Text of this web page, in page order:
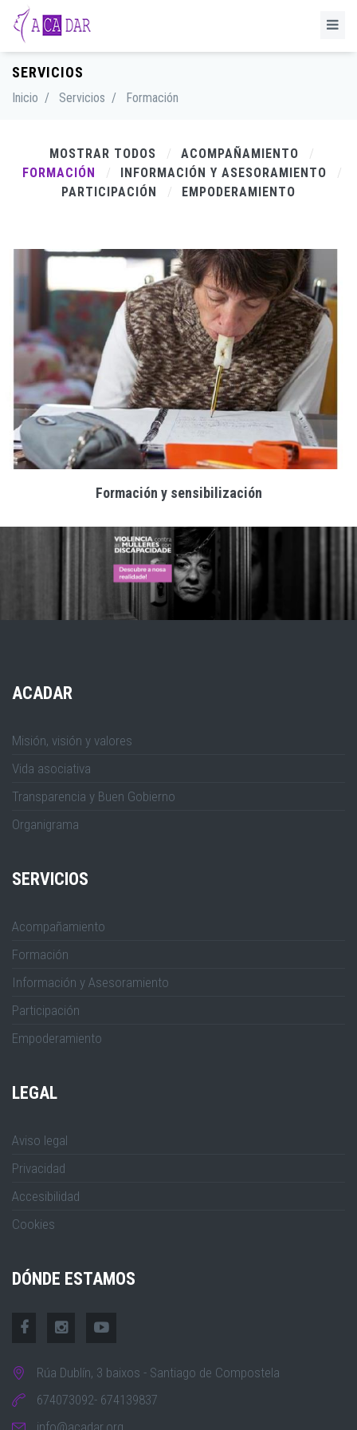
SERVICIOS
Inicio / Servicios / Formación
MOSTRAR TODOS
ACOMPAÑAMIENTO
FORMACIÓN
INFORMACIÓN Y ASESORAMIENTO
PARTICIPACIÓN
EMPODERAMIENTO
Formación y sensibilización
ACADAR
Misión, visión y valores
Vida asociativa
Transparencia y Buen Gobierno
Organigrama
SERVICIOS
Acompañamiento
Formación
Información y Asesoramiento
Participación
Empoderamiento
LEGAL
Aviso legal
Privacidad
Accesibilidad
Cookies
DÓNDE ESTAMOS
Rúa Dublín, 3 baixos - Santiago de Compostela
674073092- 674139837
info@acadar.org